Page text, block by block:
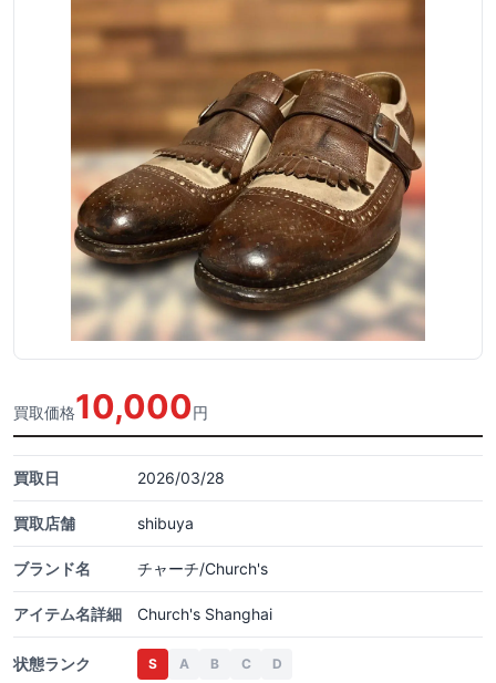
買取価格10,000円
買取日 2026/03/28
買取店舗 shibuya
ブランド名 チャーチ/Church's
アイテム名詳細 Church's Shanghai
状態ランク S A B C D